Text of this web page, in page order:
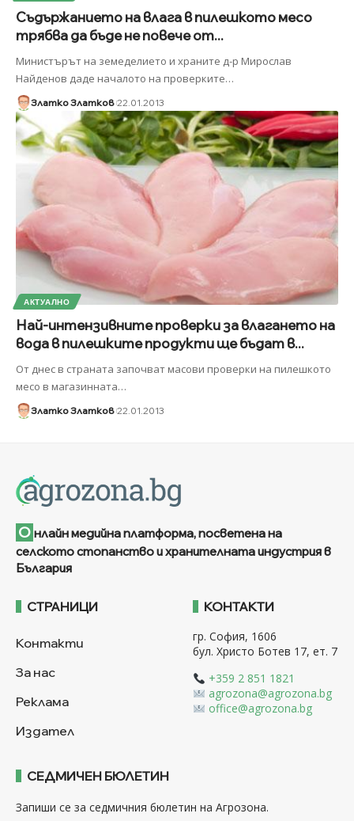
Съдържанието на влага в пилешкото месо
трябва да бъде не повече от...
Министърът на земеделието и храните д-р Мирослав
Найденов даде началото на проверките…
Златко Златков 22.01.2013
АКТУАЛНО
Най-интензивните проверки за влагането на
вода в пилешките продукти ще бъдат в...
От днес в страната започват масови проверки на пилешкото
месо в магазинната…
Златко Златков 22.01.2013
О нлайн медийна платформа, посветена на
селското стопанство и хранителната индустрия в
България
СТРАНИЦИ
Контакти
За нас
Реклама
Издател
КОНТАКТИ
гр. София, 1606
бул. Христо Ботев 17, ет. 7
+359 2 851 1821
agrozona@agrozona.bg
office@agrozona.bg
СЕДМИЧЕН БЮЛЕТИН
Запиши се за седмичния бюлетин на Агрозона.